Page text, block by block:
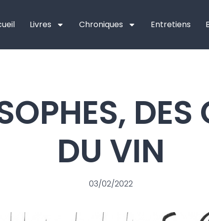
Livres Chroniques Entretiens
DU VIN
03/02/2022